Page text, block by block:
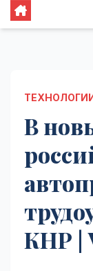
В
КНР |